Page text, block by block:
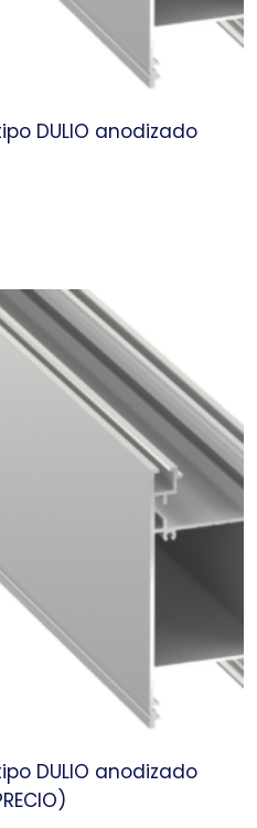
DULIO anodizado
DULIO anodizado